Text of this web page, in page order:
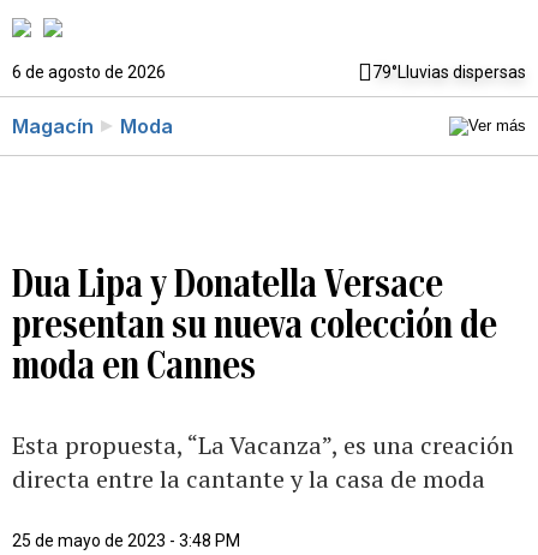
6 de agosto de 2026 79°Lluvias dispersas
Magacín Moda
Dua Lipa y Donatella Versace
presentan su nueva colección de
moda en Cannes
Esta propuesta, “La Vacanza”, es una creación
directa entre la cantante y la casa de moda
25 de mayo de 2023 - 3:48 PM